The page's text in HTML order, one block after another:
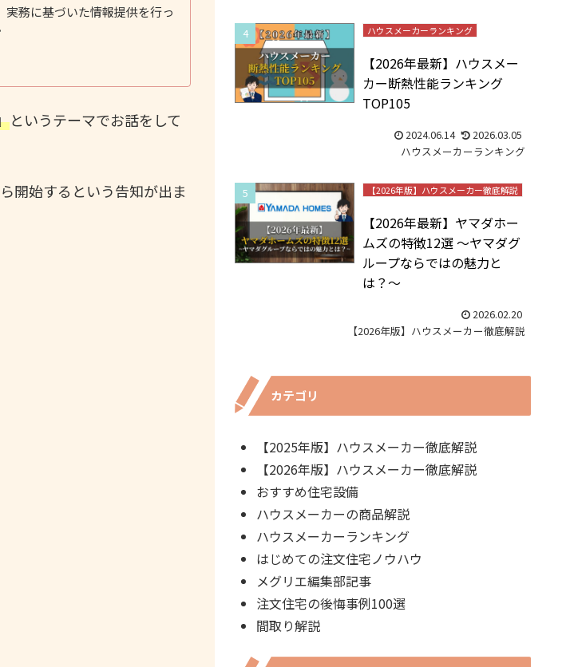
務に基づいた情報提供を行っ
というテーマでお話をして
開始するという告知が出ま
ハウスメーカーランキング
【2026年最新】ハウスメー
カー断熱性能ランキング
TOP105
2024.06.14
2026.03.05
ハウスメーカーランキング
【2026年版】ハウスメーカー徹底解説
【2026年最新】ヤマダホー
ムズの特徴12選 ～ヤマダグ
ループならではの魅力と
は？～
2026.02.20
【2026年版】ハウスメーカー徹底解説
カテゴリ
【2025年版】ハウスメーカー徹底解説
【2026年版】ハウスメーカー徹底解説
おすすめ住宅設備
ハウスメーカーの商品解説
ハウスメーカーランキング
はじめての注文住宅ノウハウ
メグリエ編集部記事
注文住宅の後悔事例100選
間取り解説